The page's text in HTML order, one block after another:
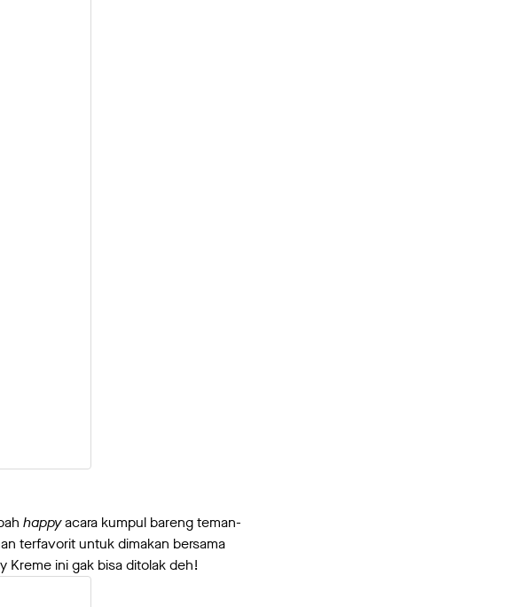
happyacara kumpul bareng teman-
terfavorit untuk dimakan bersama
Kreme ini gak bisa ditolak deh!